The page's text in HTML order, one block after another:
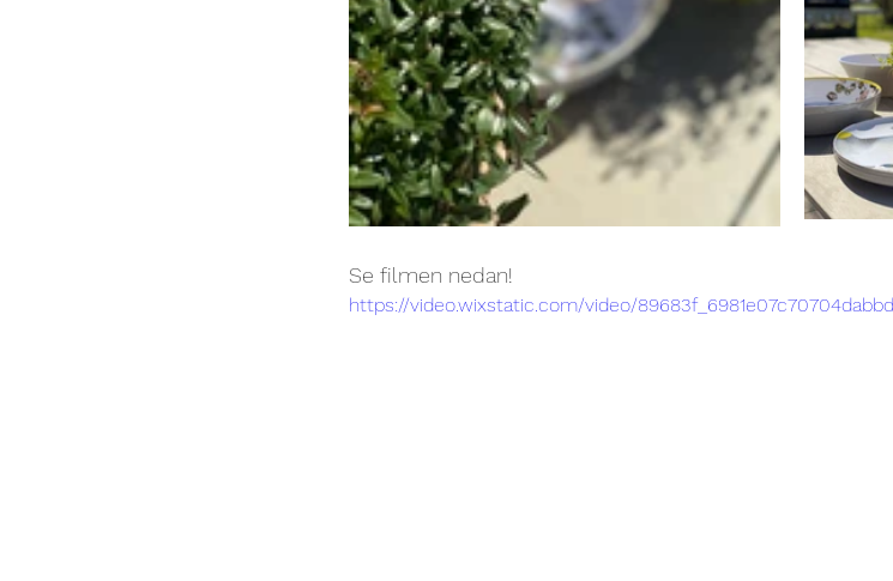
Se filmen nedan!
https://video.wixstatic.com/video/